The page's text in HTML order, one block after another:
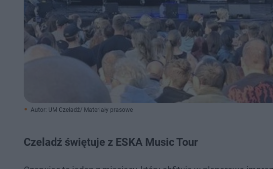
Autor: UM Czeladź/ Materiały prasowe
Czeladź świętuje z ESKA Music Tour